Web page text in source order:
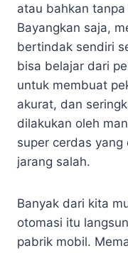
atau bahkan
Bayangkan saja,
bertindak sendiri
bisa belajar dari
untuk membuat
akurat, dan
dilakukan oleh
super cerdas yang
jarang salah.
Banyak dari kita
otomasi itu
pabrik mobil.